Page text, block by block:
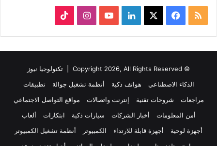
ملخص
الموقع
RSS
فيسبوك لينكدإن‫YouTubeانستقرام
© Copyright 2026, All Rights Reserved |
تكنولوجيا نيوز
الذكاء الاصطناعي
هواتف ذكية أنظمة تشغيل جوالة
تطبيقات
مراجعات
شروحات تقنية إنترنت واتصالات
مواقع التواصل الاجتماعي
أمن المعلومات
أخبار الشركات سيارات ذكية ابتكارات
ألعاب
أجهزة لوحية
أجهزة قابلة للارتداء الكمبيوتر
أنظمة تشغيل الكمبيوتر